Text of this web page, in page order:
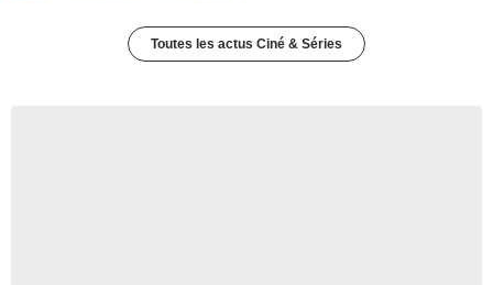
Toutes les actus Ciné & Séries